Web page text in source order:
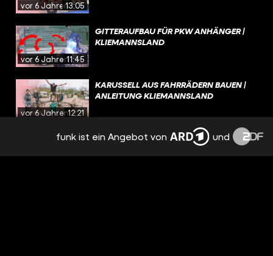
vor 6 Jahren13:05
vor 6 Jahren11:45
GITTERAUFBAU FÜR PKW ANHÄNGER |
KLIEMANNSLAND
vor 6 Jahren12:21
KARUSSELL AUS FAHRRÄDERN BAUEN |
ANLEITUNG KLIEMANNSLAND
TÖPFERSCHEIBE SELBER BAUEN
funk ist ein Angebot von und